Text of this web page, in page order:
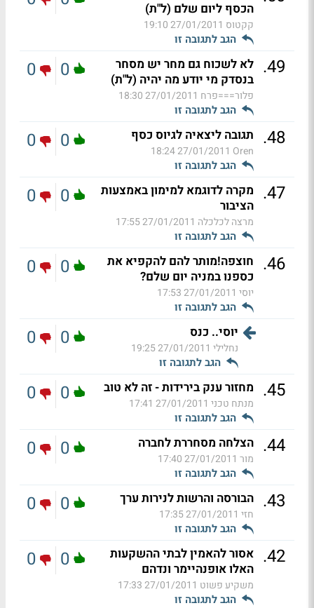
הכסף ליום שלם (ל"ת)
קקטוס 27/01/2011 19:10
הגב לתגובה זו
49
. לא לשכוח גם מחר יש מסחר
בנסדק מי יודע מה יהיה (ל"ת)
פלור===פרח 27/01/2011 18:30
הגב לתגובה זו
0
0
48
. תגובה ליצאיה לגיוס כסף
Oren
27/01/2011 18:24
הגב לתגובה זו
0
0
47
. מקרה לדוגמא למימון באמצעות
הציבור
מרצה לכלכלה 27/01/2011 17:55
הגב לתגובה זו
0
0
46
. חוצפה!מותר להם להקפיא את
כספנו במניה יום שלם?
יוסי 27/01/2011 17:53
הגב לתגובה זו
0
0
יוסי.. כנס
נחלילי 27/01/2011 19:25
הגב לתגובה זו
0
0
45
. מחזור ענק בירידות - זה לא טוב
מנתח טכני 27/01/2011 17:41
הגב לתגובה זו
0
0
44
. הצלחה מסחררת לחברה
מור 27/01/2011 17:40
הגב לתגובה זו
0
0
43
. הבורסה והרשות לנירות ערך
חזי 27/01/2011 17:35
הגב לתגובה זו
0
0
42
. אסור להאמין לבתי ההשקעות
האלו אופנהיימר ונדהם
משקיע פשוט 27/01/2011 17:33
הגב לתגובה זו
0
0